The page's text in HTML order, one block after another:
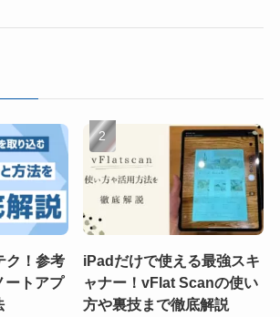
ク！参考
ートアプ
iPadだけで使える最強スキ
ャナー！vFlat Scanの使い
方や裏技まで徹底解説